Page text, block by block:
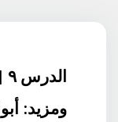
ومزيد: